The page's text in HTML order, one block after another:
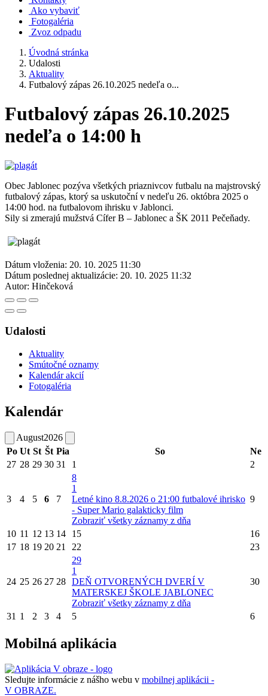
Ako vybaviť
Fotogaléria
Zvoz odpadu
Úvodná stránka
Udalosti
Aktuality
Futbalový zápas 26.10.2025 nedeľa o...
Futbalový zápas 26.10.2025
nedeľa o 14:00 h
Obec Jablonec pozýva všetkých priaznivcov futbalu na majstrovský
futbalový zápas, ktorý sa uskutoční v nedeľu 26. októbra 2025 o
14:00 hod. na futbalovom ihrisku v Jablonci.
Sily si zmerajú mužstvá Cífer B – Jablonec a ŠK 2011 Pečeňady.
Dátum vloženia: 20. 10. 2025 11:30
Dátum poslednej aktualizácie: 20. 10. 2025 11:32
Autor: Hinčeková
Udalosti
Aktuality
Smútočné oznamy
Kalendár akcií
Fotogaléria
Kalendár
August2026
Po Ut St Št Pia So
Ne
27 28 29 30 31 1 2
3 4 5 6 7
8
1
Letné kino 8.8.2026 o 21:00 futbalové ihrisko
- Super Mario galakticky film
Zobraziť všetky záznamy z dňa
9
10 11 12 13 14 15
16
17 18 19 20 21 22 23
24 25 26 27 28
29
1
DEŇ OTVORENÝCH DVERÍ V
MATERSKEJ ŠKOLE JABLONEC
Zobraziť všetky záznamy z dňa
30
31 1 2 3 4 5 6
Mobilná aplikácia
Sledujte informácie z nášho webu v mobilnej aplikácii -
V OBRAZE.